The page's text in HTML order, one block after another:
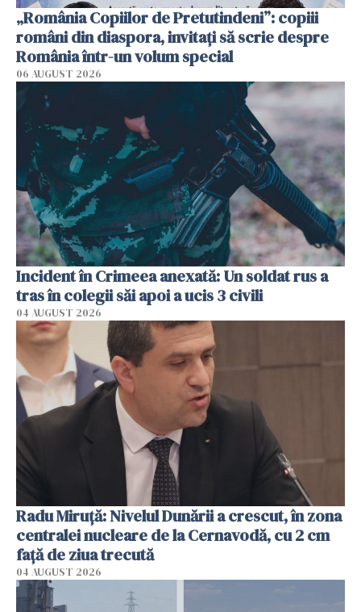
„România Copiilor de Pretutindeni”: copiii
români din diaspora, invitați să scrie despre
România într-un volum special
06 AUGUST 2026
Incident în Crimeea anexată: Un soldat rus a
tras în colegii săi apoi a ucis 3 civili
04 AUGUST 2026
Radu Miruţă: Nivelul Dunării a crescut, în zona
centralei nucleare de la Cernavodă, cu 2 cm
faţă de ziua trecută
04 AUGUST 2026